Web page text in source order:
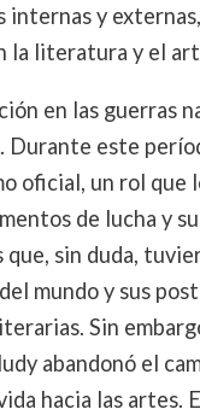
internas y
la literatura y el
en las guerras
Durante este
oficial, un rol que
de lucha y
que, sin duda,
mundo y sus
Sin
abandonó el
hacia las artes.